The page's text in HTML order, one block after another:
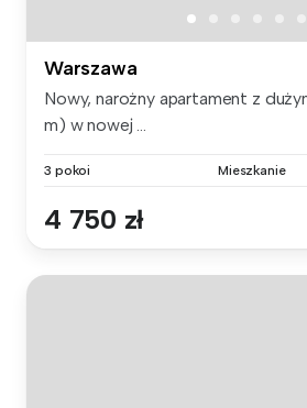
Warszawa
Nowy, narożny apartament z
m) w nowej ...
3 pokoi Mieszkanie
4 750 zł